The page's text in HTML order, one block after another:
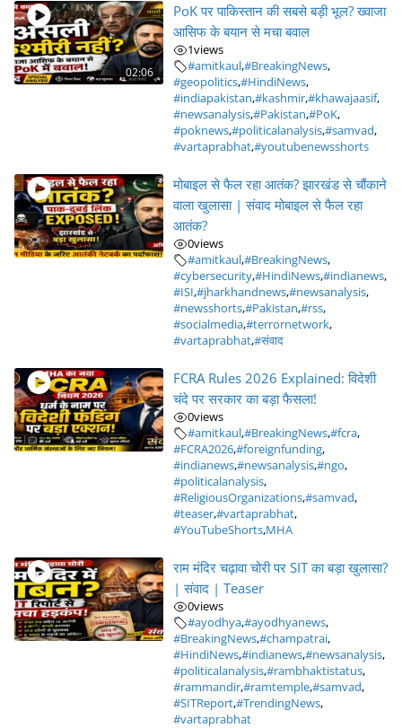
02:06
PoK पर पाकिस्तान की सबसे बड़ी भूल? ख्वाजा
आसिफ के बयान से मचा बवाल
1views
#amitkaul,#BreakingNews,
#geopolitics,#HindiNews,
#indiapakistan,#kashmir,#khawajaasif,
#newsanalysis,#Pakistan,#PoK,
#poknews,#politicalanalysis,#samvad,
#vartaprabhat,#youtubenewsshorts
मोबाइल से फैल रहा आतंक? झारखंड से चौंकाने
वाला खुलासा | संवाद मोबाइल से फैल रहा
आतंक?
0views
#amitkaul,#BreakingNews,
#cybersecurity,#HindiNews,#indianews,
#ISI,#jharkhandnews,#newsanalysis,
#newsshorts,#Pakistan,#rss,
#socialmedia,#terrornetwork,
#vartaprabhat,#संवाद
FCRA Rules 2026 Explained: विदेशी
चंदे पर सरकार का बड़ा फैसला!
0views
#amitkaul,#BreakingNews,#fcra,
#FCRA2026,#foreignfunding,
#indianews,#newsanalysis,#ngo,
#politicalanalysis,
#ReligiousOrganizations,#samvad,
#teaser,#vartaprabhat,
#YouTubeShorts,MHA
राम मंदिर चढ़ावा चोरी पर SIT का बड़ा खुलासा?
| संवाद | Teaser
0views
#ayodhya,#ayodhyanews,
#BreakingNews,#champatrai,
#HindiNews,#indianews,#newsanalysis,
#politicalanalysis,#rambhaktistatus,
#rammandir,#ramtemple,#samvad,
#SITReport,#TrendingNews,
#vartaprabhat